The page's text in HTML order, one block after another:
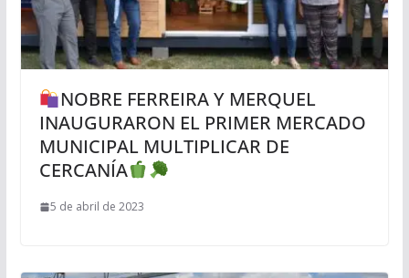
NOBRE FERREIRA Y MERQUEL
INAUGURARON EL PRIMER MERCADO
MUNICIPAL MULTIPLICAR DE
CERCANÍA
5 de abril de 2023